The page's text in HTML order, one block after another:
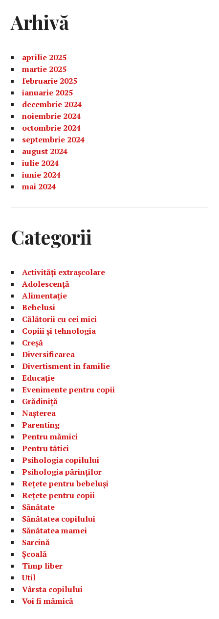
Arhivă
aprilie 2025
martie 2025
februarie 2025
ianuarie 2025
decembrie 2024
noiembrie 2024
octombrie 2024
septembrie 2024
august 2024
iulie 2024
iunie 2024
mai 2024
Categorii
Activități extrașcolare
Adolescență
Alimentație
Bebelusi
Călătorii cu cei mici
Copiii și tehnologia
Creșă
Diversificarea
Divertisment in familie
Educație
Evenimente pentru copii
Grădiniță
Nașterea
Parenting
Pentru mămici
Pentru tătici
Psihologia copilului
Psihologia părinților
Rețete pentru bebeluși
Rețete pentru copii
Sănătate
Sănătatea copilului
Sănătatea mamei
Sarcină
Școală
Timp liber
Util
Vârsta copilului
Voi fi mămică